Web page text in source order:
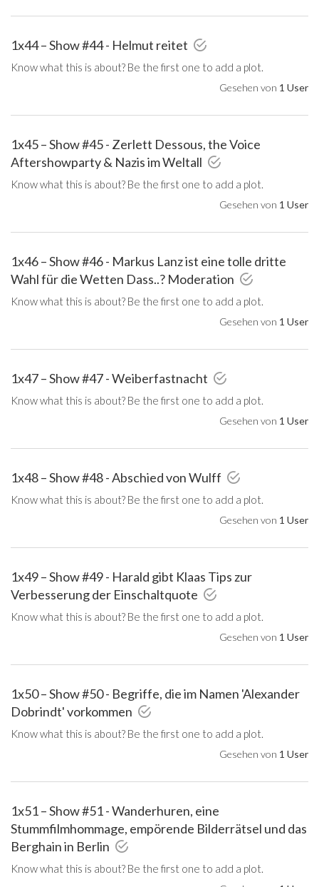
1x44 – Show #44 - Helmut reitet
Know what this is about? Be the first one to add a plot.
Gesehen von 1 User
1x45 – Show #45 - Zerlett Dessous, the Voice
Aftershowparty & Nazis im Weltall
Know what this is about? Be the first one to add a plot.
Gesehen von 1 User
1x46 – Show #46 - Markus Lanz ist eine tolle dritte
Wahl für die Wetten Dass..? Moderation
Know what this is about? Be the first one to add a plot.
Gesehen von 1 User
1x47 – Show #47 - Weiberfastnacht
Know what this is about? Be the first one to add a plot.
Gesehen von 1 User
1x48 – Show #48 - Abschied von Wulff
Know what this is about? Be the first one to add a plot.
Gesehen von 1 User
1x49 – Show #49 - Harald gibt Klaas Tips zur
Verbesserung der Einschaltquote
Know what this is about? Be the first one to add a plot.
Gesehen von 1 User
1x50 – Show #50 - Begriffe, die im Namen 'Alexander
Dobrindt' vorkommen
Know what this is about? Be the first one to add a plot.
Gesehen von 1 User
1x51 – Show #51 - Wanderhuren, eine
Stummfilmhommage, empörende Bilderrätsel und das
Berghain in Berlin
Know what this is about? Be the first one to add a plot.